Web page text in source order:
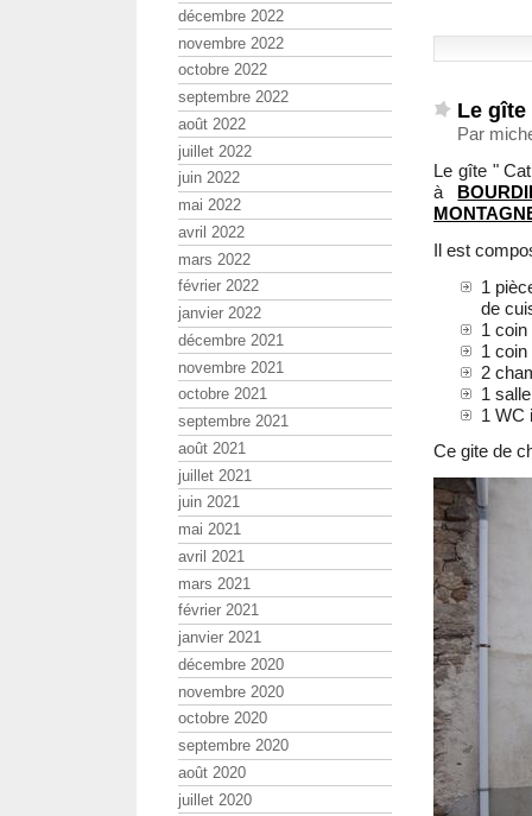
Le gîte
Par
Le gîte "
à
Il est
1
de
1
1
2
1
1 WC
Ce gite de
décembre 2022
novembre 2022
octobre 2022
septembre 2022
août 2022
juillet 2022
juin 2022
mai 2022
avril 2022
mars 2022
février 2022
janvier 2022
décembre 2021
novembre 2021
octobre 2021
septembre 2021
août 2021
juillet 2021
juin 2021
mai 2021
avril 2021
mars 2021
février 2021
janvier 2021
décembre 2020
novembre 2020
octobre 2020
septembre 2020
août 2020
juillet 2020